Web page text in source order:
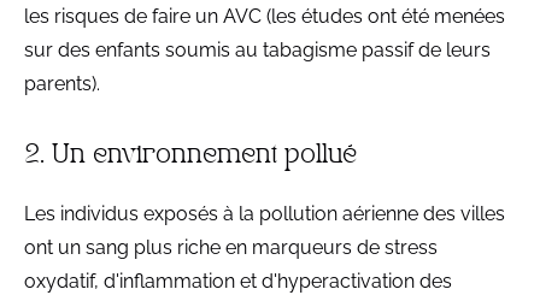
les risques de faire un AVC (les études ont été menées
sur des enfants soumis au tabagisme passif de leurs
parents).
2. Un environnement pollué
Les individus exposés à la pollution aérienne des villes
ont un sang plus riche en marqueurs de stress
oxydatif, d'inflammation et d'hyperactivation des